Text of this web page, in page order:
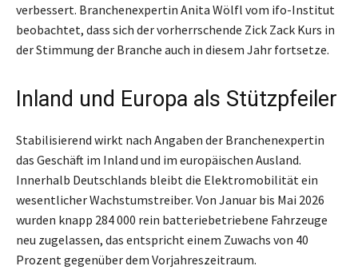
verbessert. Branchenexpertin Anita Wölfl vom ifo-Institut
beobachtet, dass sich der vorherrschende Zick Zack Kurs in
der Stimmung der Branche auch in diesem Jahr fortsetze.
Inland und Europa als Stützpfeiler
Stabilisierend wirkt nach Angaben der Branchenexpertin
das Geschäft im Inland und im europäischen Ausland.
Innerhalb Deutschlands bleibt die Elektromobilität ein
wesentlicher Wachstumstreiber. Von Januar bis Mai 2026
wurden knapp 284 000 rein batteriebetriebene Fahrzeuge
neu zugelassen, das entspricht einem Zuwachs von 40
Prozent gegenüber dem Vorjahreszeitraum.